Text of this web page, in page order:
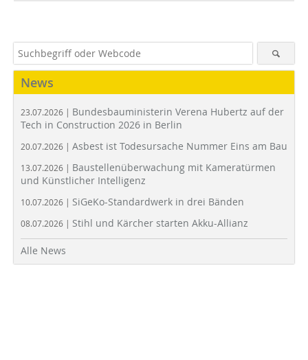
News
23.07.2026 | Bundesbauministerin Verena Hubertz auf der
Tech in Construction 2026 in Berlin
20.07.2026 | Asbest ist Todesursache Nummer Eins am Bau
13.07.2026 | Baustellenüberwachung mit Kameratürmen
und Künstlicher Intelligenz
10.07.2026 | SiGeKo-Standardwerk in drei Bänden
08.07.2026 | Stihl und Kärcher starten Akku-Allianz
Alle News